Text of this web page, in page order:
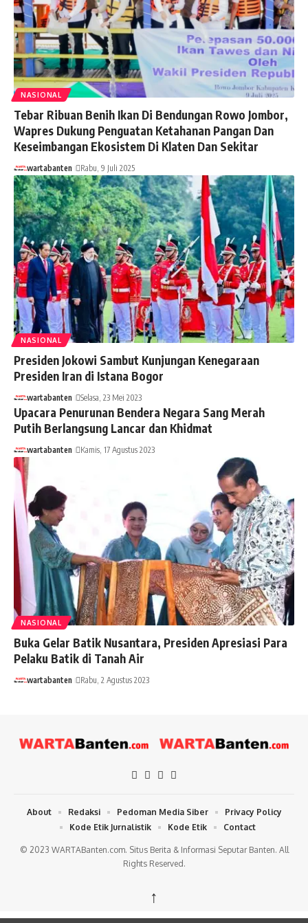
NASIONAL
Tebar Ribuan Benih Ikan Di Bendungan Rowo Jombor,
Wapres Dukung Penguatan Ketahanan Pangan Dan
Keseimbangan Ekosistem Di Klaten Dan Sekitar
wartabanten Rabu, 9 Juli 2025
NASIONAL
Presiden Jokowi Sambut Kunjungan Kenegaraan
Presiden Iran di Istana Bogor
wartabanten Selasa, 23 Mei 2023
Upacara Penurunan Bendera Negara Sang Merah
Putih Berlangsung Lancar dan Khidmat
wartabanten Kamis, 17 Agustus 2023
NASIONAL
Buka Gelar Batik Nusantara, Presiden Apresiasi Para
Pelaku Batik di Tanah Air
wartabanten Rabu, 2 Agustus 2023
© 2023 WARTABanten.com. Situs Berita & Informasi Seputar Banten. All
Rights Reserved.
About Redaksi Pedoman Media Siber
Privacy Policy
Kode Etik Jurnalistik
Kode Etik Contact
↑